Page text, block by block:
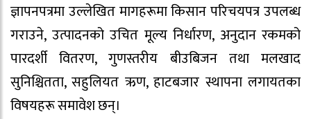
ज्ञापनपत्रमा उल्लेखित मागहरूमा किसान परिचयपत्र उपलब्ध
गराउने, उत्पादनको उचित मूल्य निर्धारण, अनुदान रकमको
पारदर्शी वितरण, गुणस्तरीय बीउबिजन तथा मलखाद
सुनिश्चितता, सहुलियत ऋण, हाटबजार स्थापना लगायतका
विषयहरू समावेश छन्।